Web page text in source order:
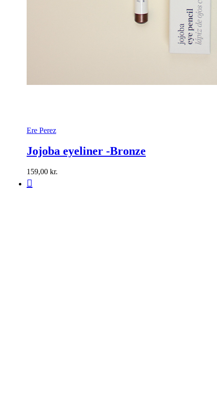
Ere Perez
Jojoba eyeliner -Bronze
159,00 kr.